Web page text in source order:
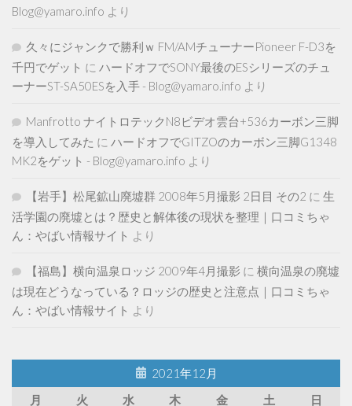
Blog@yamaro.info より
久々にジャンクで勝利ｗ FM/AMチューナーPioneer F-D3を
千円でゲット に ハードオフでSONY最後のESシリーズのチュ
ーナーST-SA50ESを入手 - Blog@yamaro.info より
Manfrotto ナイトロテックN8ビデオ雲台+536カーボン三脚
を導入してみた に ハードオフでGITZOのカーボン三脚G1348
MK2をゲット - Blog@yamaro.info より
【岩手】松尾鉱山廃墟群 2008年5月撮影 2日目 その2 に 生
活学園の廃墟とは？歴史と解体後の現状を整理｜口コミちゃ
ん：やばい情報サイト より
【福島】横向温泉ロッジ 2009年4月撮影 に 横向温泉の廃墟
は現在どうなっている？ロッジの歴史と注意点｜口コミちゃ
ん：やばい情報サイト より
2021年12月
月
火 水 木 金 土
日